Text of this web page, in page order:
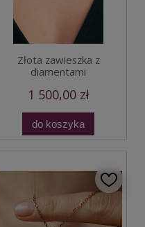
Złota zawieszka z
diamentami
1 500,00 zł
do koszyka